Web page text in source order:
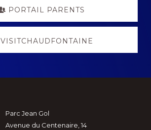
PORTAIL PARENTS
VISITCHAUDFONTAINE
Footer
Parc Jean Gol
Avenue du Centenaire, 14